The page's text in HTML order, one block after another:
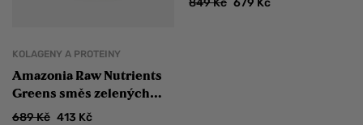
KOLAGENY A PROTEINY
Amazonia Raw Nutrients
Greens směs zelených
superpotravin 120 g
689Kč 413 Kč
849Kč 679 Kč